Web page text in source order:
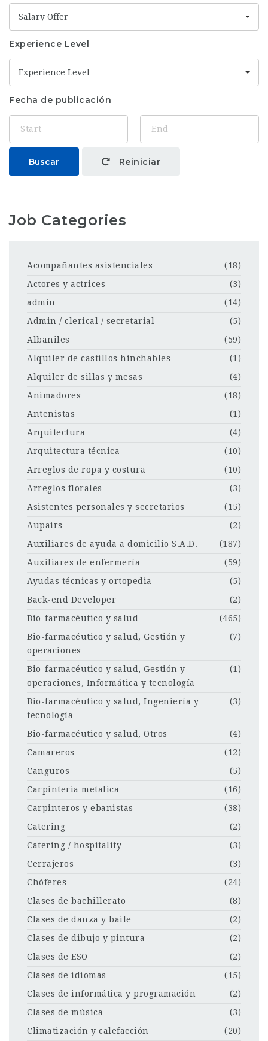
Salary Offer
Experience Level
Experience Level
Fecha de publicación
Buscar Reiniciar
Job Categories
Acompañantes asistenciales
(18)
Actores y actrices
(3)
admin
(14)
Admin / clerical / secretarial
(5)
Albañiles
(59)
Alquiler de castillos hinchables
(1)
Alquiler de sillas y mesas
(4)
Animadores
(18)
Antenistas
(1)
Arquitectura
(4)
Arquitectura técnica
(10)
Arreglos de ropa y costura
(10)
Arreglos florales
(3)
Asistentes personales y secretarios
(15)
Aupairs
(2)
Auxiliares de ayuda a domicilio S.A.D.
(187)
Auxiliares de enfermería
(59)
Ayudas técnicas y ortopedia
(5)
Back-end Developer
(2)
Bio-farmacéutico y salud
(465)
Bio-farmacéutico y salud, Gestión y
operaciones
(7)
Bio-farmacéutico y salud, Gestión y
operaciones, Informática y tecnología
(1)
Bio-farmacéutico y salud, Ingeniería y
tecnología
(3)
Bio-farmacéutico y salud, Otros
(4)
Camareros
(12)
Canguros
(5)
Carpinteria metalica
(16)
Carpinteros y ebanistas
(38)
Catering
(2)
Catering / hospitality
(3)
Cerrajeros
(3)
Chóferes
(24)
Clases de bachillerato
(8)
Clases de danza y baile
(2)
Clases de dibujo y pintura
(2)
Clases de ESO
(2)
Clases de idiomas
(15)
Clases de informática y programación
(2)
Clases de música
(3)
Climatización y calefacción
(20)